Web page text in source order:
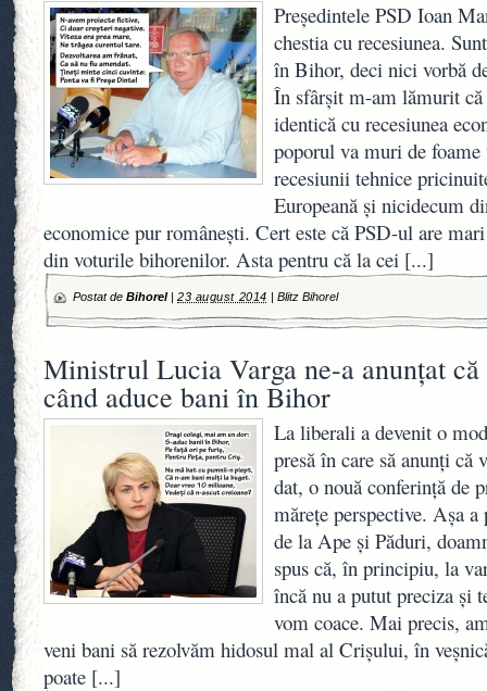
Preşedintele PSD Ioan
chestia cu recesiunea.
în Bihor, deci nici vorbă
În sfârşit m-am lămurit că
identică cu recesiunea
poporul va muri de
recesiunii tehnice
Europeană şi nicidecum
economice pur româneşti. Cert este că PSD-ul are
din voturile bihorenilor. Asta pentru că la cei [...]
Postat de Bihorel| 23 august 2014 | Blitz Bihorel
Ministrul Lucia Varga ne-a anunţat că
când aduce bani în Bihor
La liberali a devenit o
presă în care să anunţi că
dat, o nouă conferinţă de
măreţe perspective. Aşa
de la Ape şi Păduri,
spus că, în principiu, la
încă nu a putut preciza şi
vom coace. Mai precis,
veni bani să rezolvăm hidosul mal al Crişului, în
poate [...]